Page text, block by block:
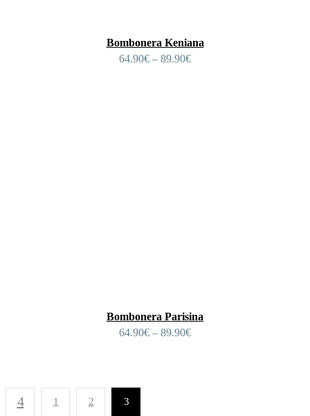
Bombonera Keniana
64.90€ – 89.90€
Bombonera Parisina
64.90€ – 89.90€
1 2 3